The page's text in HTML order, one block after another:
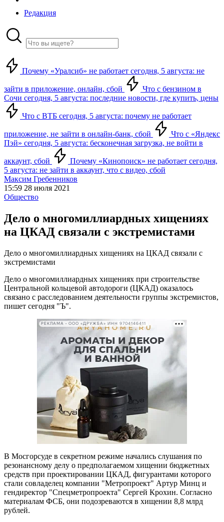
Редакция
Почему «Уралсиб» не работает сегодня, 5 августа: не
зайти в приложение, онлайн, сбой
Что с бензином в
Сочи сегодня, 5 августа: последние новости, где купить, цены
Что с ВТБ сегодня, 5 августа: почему не работает
приложение, не зайти в онлайн-банк, сбой
Что с «Яндекс
Пэй» сегодня, 5 августа: бесконечная загрузка, не войти в
аккаунт, сбой
Почему «Кинопоиск» не работает сегодня,
5 августа: не зайти в аккаунт, что с видео, сбой
Максим Гребенников
15:59 28 июля 2021
Общество
Дело о многомиллиардных хищениях
на ЦКАД связали с экстремистами
Дело о многомиллиардных хищениях на ЦКАД связали с
экстремистами
Дело о многомиллиардных хищениях при строительстве
Центральной кольцевой автодороги (ЦКАД) оказалось
связано с расследованием деятельности группы экстремистов,
пишет сегодня "Ъ".
РЕКЛАМА • ООО «ДРУЖБА» ИНН 9704146411
В Мосгорсуде в секретном режиме начались слушания по
резонансному делу о предполагаемом хищении бюджетных
средств при проектировании ЦКАД, фигурантами которого
стали совладелец компании "Метропроект" Артур Минц и
гендиректор "Спецметропроекта" Сергей Крохин. Согласно
материалам ФСБ, они подозреваются в хищении 8,8 млрд
рублей.